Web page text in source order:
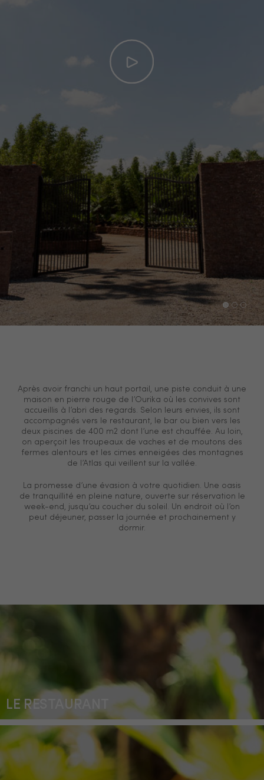
Contact
RÉSERVER
Après avoir franchi un haut portail, une piste conduit à une
maison en pierre rouge de l’Ourika où les convives sont
accueillis à l’abri des regards. Selon leurs envies, ils sont
accompagnés vers le restaurant, le bar ou bien vers les
deux piscines de 400 m2 dont l’une est chauffée. Au loin,
on aperçoit les troupeaux de vaches et de moutons des
fermes alentours et les cimes enneigées des montagnes
de l’Atlas qui veillent sur la vallée.
La promesse d’une évasion à votre quotidien. Une oasis
de tranquillité en pleine nature, ouverte sur réservation le
week-end, jusqu’au coucher du soleil. Un endroit où l’on
peut déjeuner, passer la journée et prochainement y
dormir.
LE RESTAURANT